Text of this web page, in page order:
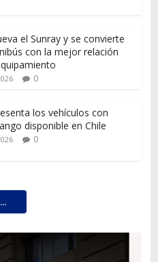
el Sunray y se convierte
con la mejor relación
0
los vehículos con
disponible en Chile
0